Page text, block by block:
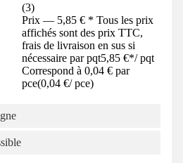
(3)
Prix — 5,85 € * Tous les prix
affichés sont des prix TTC,
frais de livraison en sus si
nécessaire par pqt5,85 €*/ pqt
Correspond à 0,04 € par
pce(0,04 €/ pce)